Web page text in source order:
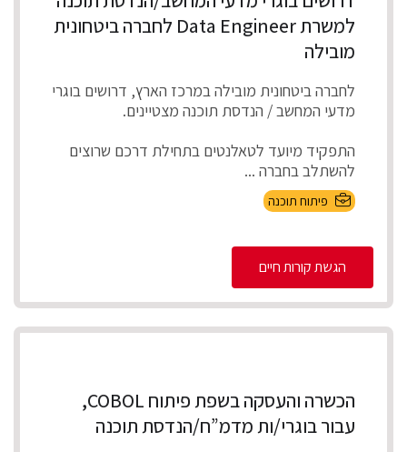
למשרת Data Engineer לחברה ביטחונית
מובילה
לחברה ביטחונית מובילה במרכז הארץ, דרושים בוגרי
מדעי המחשב / הנדסת תוכנה מצטיינים.
התפקיד מיועד לטאלנטים בתחילת דרכם שרוצים
להשתלב בחברה ...
פיתוח תוכנה
הגשת קורות חיים
הכשרה והעסקה בשפת פיתוח COBOL,
עבור בוגרי/ות מדמ”ח/הנדסת תוכנה